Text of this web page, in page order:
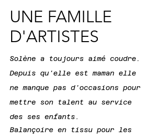
UNE FAMILLE
D'ARTISTES
​Solène a toujours aimé coudre.
Depuis qu'elle est maman elle
ne manque pas d'occasions pour
mettre son talent au service
des ses enfants.
Balançoire en tissu pour les